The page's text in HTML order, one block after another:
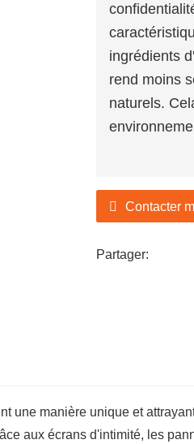
ingrédients
rend moins
naturels.
Contacter
Partager:
une manière unique et
aux écrans d'intimité, les